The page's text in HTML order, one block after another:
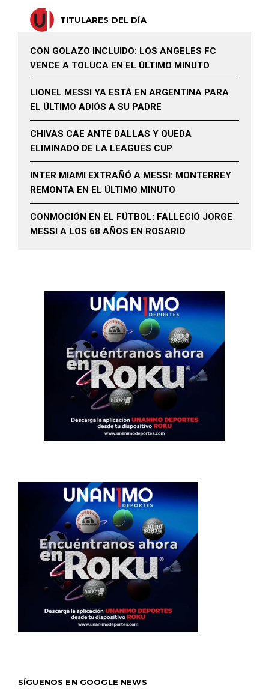
TITULARES DEL DÍA
CON GOLAZO INCLUIDO: LOS ANGELES FC
VENCE A TOLUCA EN EL ÚLTIMO MINUTO
LIONEL MESSI YA ESTÁ EN ARGENTINA PARA
EL ÚLTIMO ADIÓS A SU PADRE
CHIVAS CAE ANTE DALLAS Y QUEDA
ELIMINADO DE LA LEAGUES CUP
INTER MIAMI EXTRAÑÓ A MESSI: MONTERREY
REMONTA EN EL ÚLTIMO MINUTO
CONMOCIÓN EN EL FÚTBOL: FALLECIÓ JORGE
MESSI A LOS 68 AÑOS EN ROSARIO
SÍGUENOS EN GOOGLE NEWS